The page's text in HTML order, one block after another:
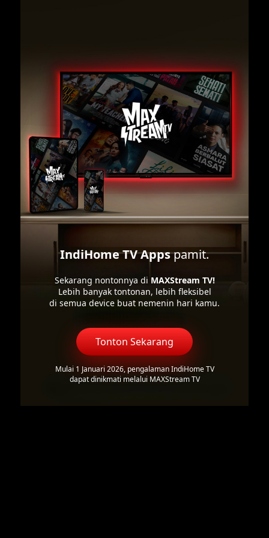
IndiHome TV Appspamit.
Sekarang nontonnya di MAXStream TV!
Lebih banyak tontonan, lebih fleksibel
di semua device buat nemenin hari kamu.
Tonton Sekarang
Mulai 1 Januari 2026, pengalaman IndiHome TV
dapat dinikmati melalui MAXStream TV